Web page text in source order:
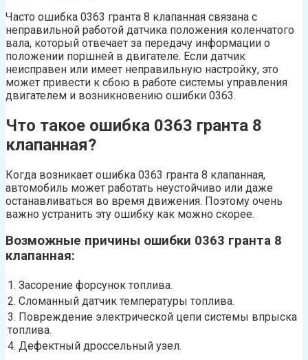
Часто ошибка 0363 гранта 8 клапанная связана с
неправильной работой датчика положения коленчатого
вала, который отвечает за передачу информации о
положении поршней в двигателе. Если датчик
неисправен или имеет неправильную настройку, это
может привести к сбою в работе системы управления
двигателем и возникновению ошибки 0363.
Что такое ошибка 0363 гранта 8
клапанная?
Когда возникает ошибка 0363 гранта 8 клапанная,
автомобиль может работать неустойчиво или даже
останавливаться во время движения. Поэтому очень
важно устранить эту ошибку как можно скорее.
Возможные причины ошибки 0363 гранта 8
клапанная:
1. Засорение форсунок топлива.
2. Сломанный датчик температуры топлива.
3. Повреждение электрической цепи системы впрыска
топлива.
4. Дефектный дроссельный узел.